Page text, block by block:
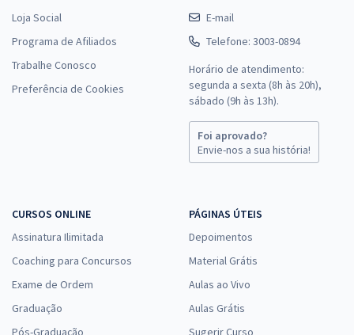
Loja Social
Programa de Afiliados
Trabalhe Conosco
Preferência de Cookies
E-mail
Telefone: 3003-0894
Horário de atendimento:
segunda a sexta (8h às 20h),
sábado (9h às 13h).
Foi aprovado?
Envie-nos a sua história!
CURSOS ONLINE
Assinatura Ilimitada
Coaching para Concursos
Exame de Ordem
Graduação
Pós-Graduação
PÁGINAS ÚTEIS
Depoimentos
Material Grátis
Aulas ao Vivo
Aulas Grátis
Sugerir Curso